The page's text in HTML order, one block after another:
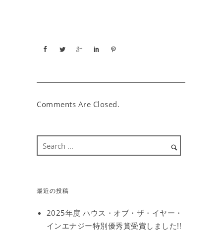
Comments Are Closed.
最近の投稿
2025年度 ハウス・オブ・ザ・イヤー・
インエナジー特別優秀賞受賞しました!!